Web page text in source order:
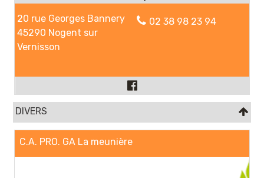
20 rue Georges Bannery
45290 Nogent sur
Vernisson
02 38 98 23 94
DIVERS
C.A. PRO. GA La meunière